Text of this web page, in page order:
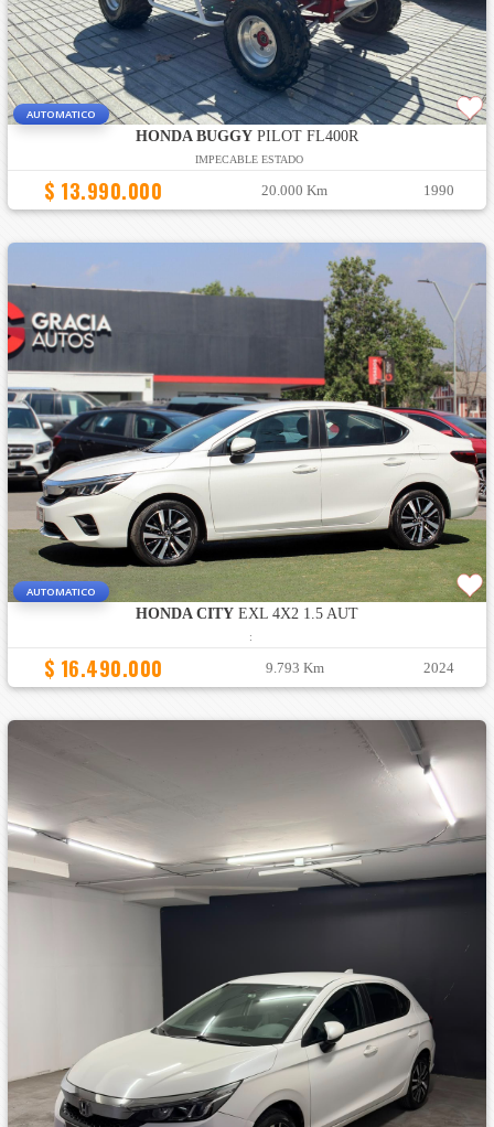
AUTOMATICO
HONDA BUGGYPILOT FL400R
IMPECABLE ESTADO
$ 13.990.000 20.000 Km 1990
AUTOMATICO
HONDA CITYEXL 4X2 1.5 AUT
:
$ 16.490.000 9.793 Km 2024